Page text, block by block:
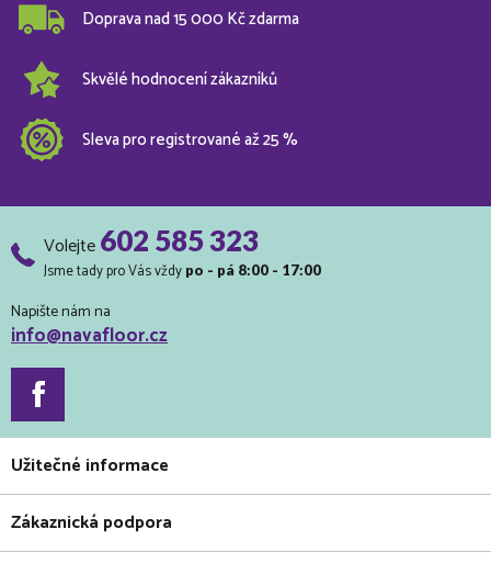
Doprava nad 15 000 Kč zdarma
Skvělé hodnocení zákazníků
Sleva pro registrované až 25 %
Volejte602 585 323
Jsme tady pro Vás vždy po - pá 8:00 - 17:00
Napište nám na
info@navafloor.cz
Užitečné informace
Zákaznická podpora